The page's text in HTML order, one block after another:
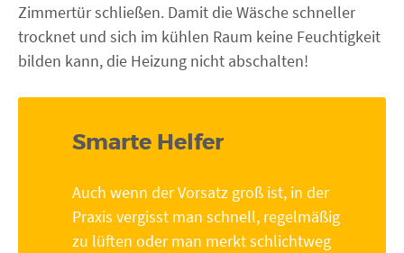
Zimmertür schließen. Damit die Wäsche schneller
trocknet und sich im kühlen Raum keine Feuchtigkeit
bilden kann, die Heizung nicht abschalten!
Smarte Helfer
Auch wenn der Vorsatz groß ist, in der
Praxis vergisst man schnell, regelmäßig
zu lüften oder man merkt schlichtweg